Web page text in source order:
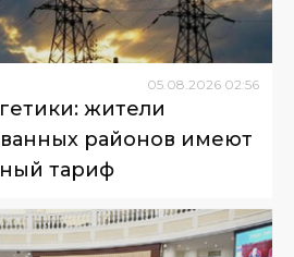
05 08 2026 02:56
жители
районов имеют
тариф